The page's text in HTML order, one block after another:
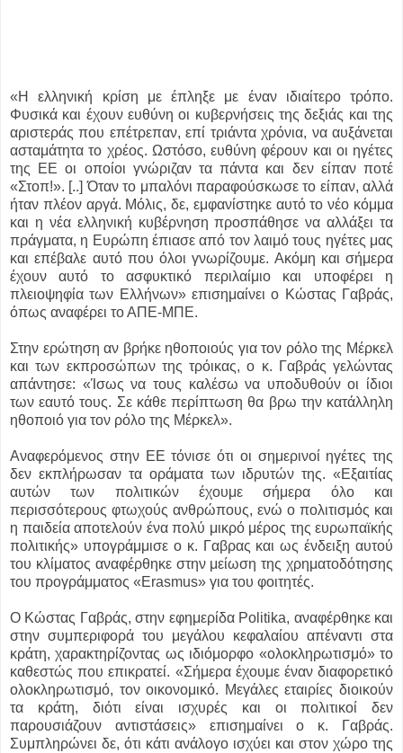
«Η ελληνική κρίση με έπληξε με έναν ιδιαίτερο τρόπο.
Φυσικά και έχουν ευθύνη οι κυβερνήσεις της δεξιάς και της
αριστεράς που επέτρεπαν, επί τριάντα χρόνια, να αυξάνεται
ασταμάτητα το χρέος. Ωστόσο, ευθύνη φέρουν και οι ηγέτες
της ΕΕ οι οποίοι γνώριζαν τα πάντα και δεν είπαν ποτέ
«Στοπ!». [..] Όταν το μπαλόνι παραφούσκωσε το είπαν, αλλά
ήταν πλέον αργά. Μόλις, δε, εμφανίστηκε αυτό το νέο κόμμα
και η νέα ελληνική κυβέρνηση προσπάθησε να αλλάξει τα
πράγματα, η Ευρώπη έπιασε από τον λαιμό τους ηγέτες μας
και επέβαλε αυτό που όλοι γνωρίζουμε. Ακόμη και σήμερα
έχουν αυτό το ασφυκτικό περιλαίμιο και υποφέρει η
πλειοψηφία των Ελλήνων» επισημαίνει ο Κώστας Γαβράς,
όπως αναφέρει το ΑΠΕ-ΜΠΕ.
Στην ερώτηση αν βρήκε ηθοποιούς για τον ρόλο της Μέρκελ
και των εκπροσώπων της τρόικας, ο κ. Γαβράς γελώντας
απάντησε: «Ίσως να τους καλέσω να υποδυθούν οι ίδιοι
των εαυτό τους. Σε κάθε περίπτωση θα βρω την κατάλληλη
ηθοποιό για τον ρόλο της Μέρκελ».
Αναφερόμενος στην ΕΕ τόνισε ότι οι σημερινοί ηγέτες της
δεν εκπλήρωσαν τα οράματα των ιδρυτών της. «Εξαιτίας
αυτών των πολιτικών έχουμε σήμερα όλο και
περισσότερους φτωχούς ανθρώπους, ενώ ο πολιτισμός και
η παιδεία αποτελούν ένα πολύ μικρό μέρος της ευρωπαϊκής
πολιτικής» υπογράμμισε ο κ. Γαβρας και ως ένδειξη αυτού
του κλίματος αναφέρθηκε στην μείωση της χρηματοδότησης
του προγράμματος «Erasmus» για του φοιτητές.
Ο Κώστας Γαβράς, στην εφημερίδα Politika, αναφέρθηκε και
στην συμπεριφορά του μεγάλου κεφαλαίου απέναντι στα
κράτη, χαρακτηρίζοντας ως ιδιόμορφο «ολοκληρωτισμό» το
καθεστώς που επικρατεί. «Σήμερα έχουμε έναν διαφορετικό
ολοκληρωτισμό, τον οικονομικό. Μεγάλες εταιρίες διοικούν
τα κράτη, διότι είναι ισχυρές και οι πολιτικοί δεν
παρουσιάζουν αντιστάσεις» επισημαίνει ο κ. Γαβράς.
Συμπληρώνει δε, ότι κάτι ανάλογο ισχύει και στον χώρο της